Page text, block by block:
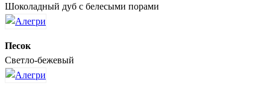
Шоколадный дуб с белесыми порами
Песок
Светло-бежевый